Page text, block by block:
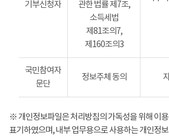
기부신청자
관한 법률 제7조,
소득세법
제81조의7,
제160조의3
국민참여자
문단
정보주체 동의
※ 개인정보파일은 처리방침의 가독성을 위해 이
표기하였으며, 내부 업무용으로 사용하는 개인정